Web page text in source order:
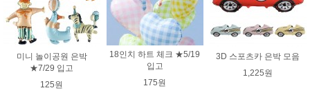
미니 놀이공원 은박
★7/29 입고
125원
18인치 하트 체크 ★5/19
입고
175원
3D 스포츠카 은박 모음
1,225원